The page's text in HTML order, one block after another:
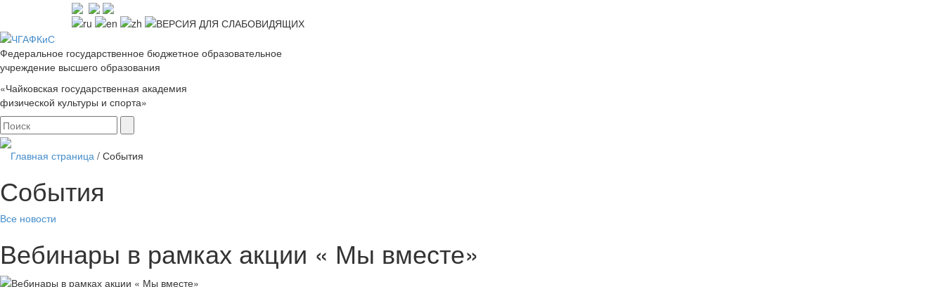
Федеральное государственное бюджетное образовательное
учреждение высшего образования
«Чайковская государственная академия
физической культуры и спорта»
Главная страница / События
События
Все новости
Вебинары в рамках акции « Мы вместе»